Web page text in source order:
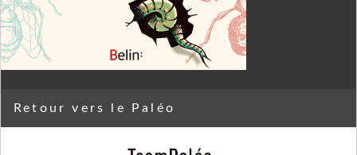
Retour vers le Paléo